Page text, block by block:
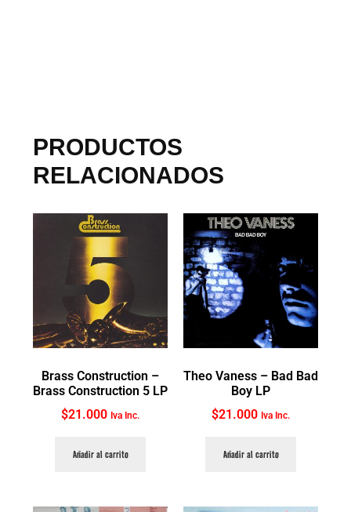
PRODUCTOS
RELACIONADOS
Brass Construction ‎–
Brass Construction 5 LP
$21.000 Iva Inc.
Añadir al carrito
Theo Vaness ‎– Bad Bad
Boy LP
$21.000 Iva Inc.
Añadir al carrito